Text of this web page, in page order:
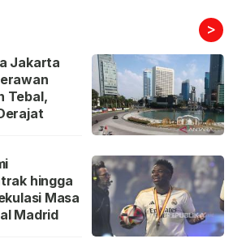
>
Jakarta
Tebal,
hingga
Masa
Madrid